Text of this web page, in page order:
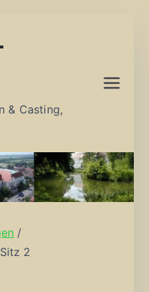
& Casting,
2